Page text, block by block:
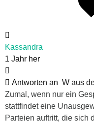
Kassandra
1 Jahr her
Antworten an W aus
Zumal, wenn nur ein
stattfindet eine
Parteien auftritt, die sich